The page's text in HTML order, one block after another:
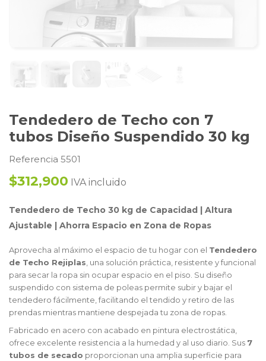
Tendedero de Techo con 7
tubos Diseño Suspendido 30 kg
Referencia 5501
$312,900 IVA incluido
Tendedero de Techo 30 kg de Capacidad | Altura
Ajustable | Ahorra Espacio en Zona de Ropas
Aprovecha al máximo el espacio de tu hogar con el Tendedero
de Techo Rejiplas, una solución práctica, resistente y funcional
para secar la ropa sin ocupar espacio en el piso. Su diseño
suspendido con sistema de poleas permite subir y bajar el
tendedero fácilmente, facilitando el tendido y retiro de las
prendas mientras mantiene despejada tu zona de ropas.
Fabricado en acero con acabado en pintura electrostática,
ofrece excelente resistencia a la humedad y al uso diario. Sus 7
tubos de secado proporcionan una amplia superficie para